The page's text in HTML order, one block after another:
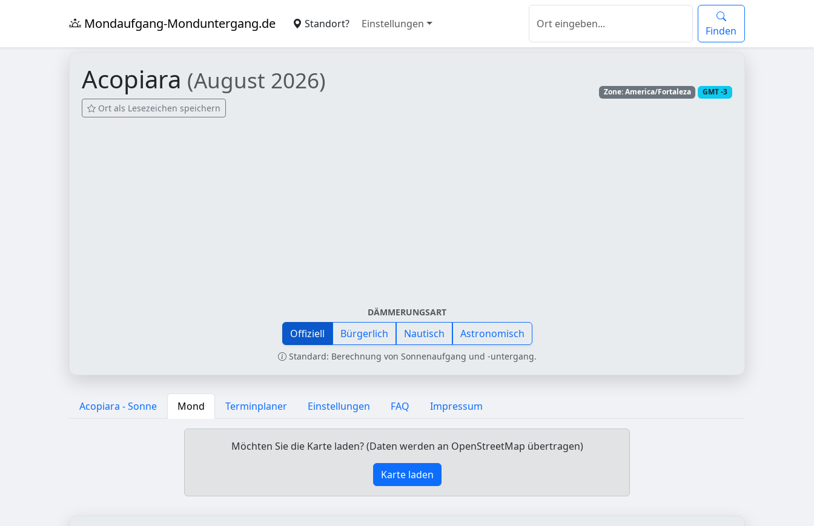
Mondaufgang-Monduntergang.de Standort? Einstellungen
Finden
Acopiara (August 2026)
Ort als Lesezeichen speichern
Zone: America/Fortaleza GMT -3
DÄMMERUNGSART
Offiziell Bürgerlich Nautisch Astronomisch
Standard: Berechnung von Sonnenaufgang und -untergang.
Acopiara - Sonne Mond Terminplaner Einstellungen FAQ Impressum
Möchten Sie die Karte laden? (Daten werden an OpenStreetMap übertragen)
Karte laden